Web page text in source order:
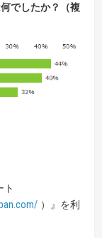
でしたか？（複
ト
）』を利